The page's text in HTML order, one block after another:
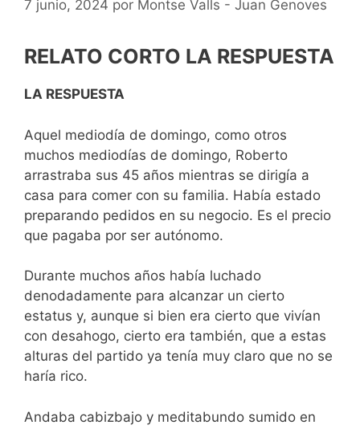
7 junio, 2024 por Montse Valls - Juan Genoves
RELATO CORTO LA RESPUESTA
LA RESPUESTA
Aquel mediodía de domingo, como otros
muchos mediodías de domingo, Roberto
arrastraba sus 45 años mientras se dirigía a
casa para comer con su familia. Había estado
preparando pedidos en su negocio. Es el precio
que pagaba por ser autónomo.
Durante muchos años había luchado
denodadamente para alcanzar un cierto
estatus y, aunque si bien era cierto que vivían
con desahogo, cierto era también, que a estas
alturas del partido ya tenía muy claro que no se
haría rico.
Andaba cabizbajo y meditabundo sumido en